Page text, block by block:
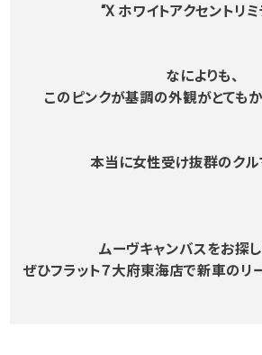
“X ホワイトアクセントリミ
なによりも、
このピンクが基調の外観がとても
本当に女性受け抜群のク
ムーヴキャンバスをお探
ぜひフラット７大府東海店で新車のリ